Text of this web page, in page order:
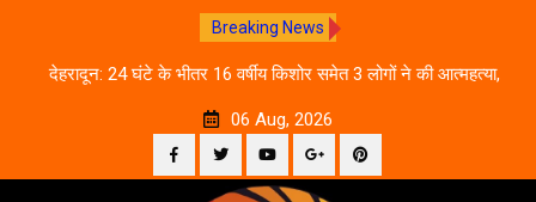
Breaking News
देहरादून: 24 घंटे के भीतर 16 वर्षीय किशोर समेत 3 लोगों ने की आत्महत्या,
06 Aug, 2026
Facebook
TwitterYouTubePlus